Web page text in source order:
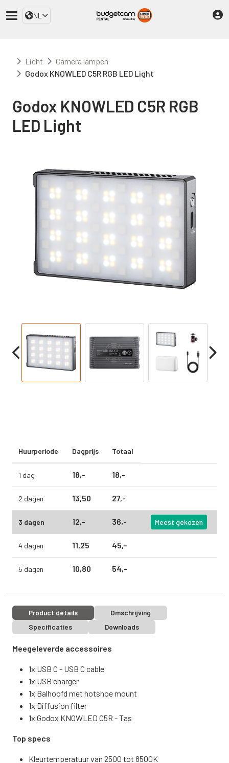
NL
Licht
Camera lampen
Godox KNOWLED C5R RGB LED Light
Godox KNOWLED C5R RGB
LED Light
Huurperiode Dagprijs Totaal
1 dag 18,- 18,-
2 dagen 13,50 27,-
3 dagen 12,- 36,- Meest gekozen
4 dagen 11,25 45,-
5 dagen 10,80 54,-
Product details
Omschrijving
Specificaties
Downloads
Meegeleverde accessoires
1x USB C - USB C cable
1x USB charger
1x Balhoofd met hotshoe mount
1x Diffusion filter
1x Godox KNOWLED C5R - Tas
Top specs
Kleurtemperatuur van 2500 tot 8500K